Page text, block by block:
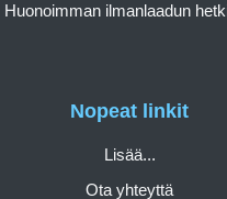
Nopeat linkit
Lisää...
Ota yhteyttä
Huonoimman ilmanlaadun